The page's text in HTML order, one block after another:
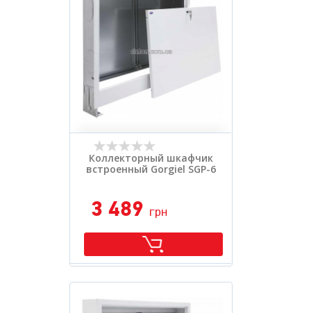
Коллекторный шкафчик
встроенный Gorgiel SGP-6
3 489 грн